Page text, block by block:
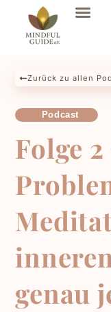
Zurück zu allen
Podcast
Folge
genau